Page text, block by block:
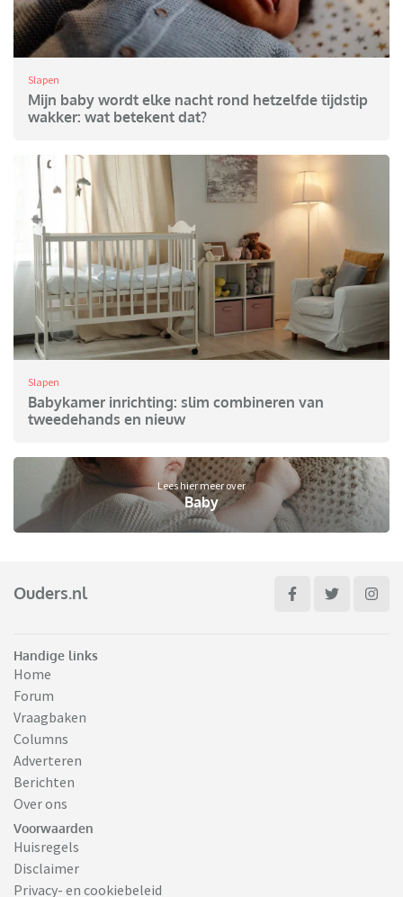
Slapen
Mijn baby wordt elke nacht rond hetzelfde tijdstip
wakker: wat betekent dat?
Slapen
Babykamer inrichting: slim combineren van
tweedehands en nieuw
Lees hier meer over
Baby
Ouders.nl
Handige links
Home
Forum
Vraagbaken
Columns
Adverteren
Berichten
Over ons
Voorwaarden
Huisregels
Disclaimer
Privacy- en cookiebeleid